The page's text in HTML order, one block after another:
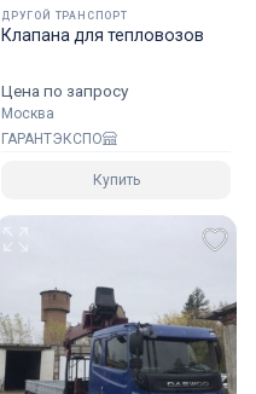
ДРУГОЙ ТРАНСПОРТ
Клапана для тепловозов
Цена по запросу
Москва
ГАРАНТЭКСПО
Купить